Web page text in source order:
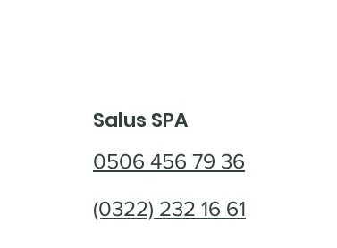
Salus SPA
(0322) 232 16 61
0506 456 79 36